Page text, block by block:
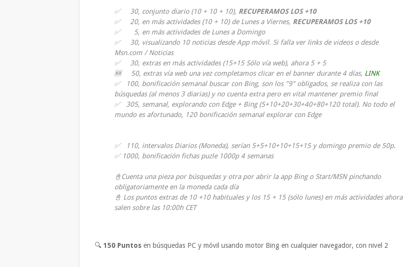
✅ 30, conjunto diario (10 + 10 + 10), RECUPERAMOS LOS +10
✅ 20, en más actividades (10 + 10) de Lunes a Viernes, RECUPERAMOS LOS +10
✅ 5, en más actividades de Lunes a Domingo
✅ 30, visualizando 10 noticias desde App móvil. Si falla ver links de videos o desde
Msn.com / Noticias
✅ 30, extras en más actividades (15+15 Sólo vía web), ahora 5 + 5
🆕 50, extras vía web una vez completamos clicar en el banner durante 4 días, LINK
✅ 100, bonificación semanal buscar con Bing, son los "9" obligados, se realiza con las
búsquedas (al menos 3 diarias) y no cuenta extra pero en vital mantener premio final
✅ 305, semanal, explorando con Edge + Bing (5+10+20+30+40+80+120 total). No todo el
mundo es afortunado, 120 bonificación semanal explorar con Edge
✅ 110, intervalos Diarios (Moneda), serían 5+5+10+10+15+15 y domingo premio de 50p.
✅ 1000, bonificación fichas puzle 1000p 4 semanas
📓Cuenta una pieza por búsquedas y otra por abrir la app Bing o Start/MSN pinchando
obligatoriamente en la moneda cada día
📓 Los puntos extras de 10 +10 habituales y los 15 + 15 (sólo lunes) en más actividades ahora
salen sobre las 10:00h CET
🔍 150 Puntos en búsquedas PC y móvil usando motor Bing en cualquier navegador, con nivel 2